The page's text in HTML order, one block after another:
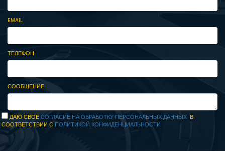
EMAIL
ТЕЛЕФОН
СООБЩЕНИЕ
ДАЮ СВОЕСОГЛАСИЕ НА ОБРАБОТКУ ПЕРСОНАЛЬНЫХ ДАННЫХ В
СООТВЕТСТВИИ С ПОЛИТИКОЙ КОНФИДЕНЦИАЛЬНОСТИ